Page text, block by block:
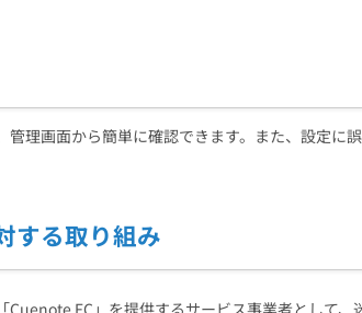
理画面から簡単に確認できます。また、設定に
する取り組み
FC」を提供するサービス事業者として、